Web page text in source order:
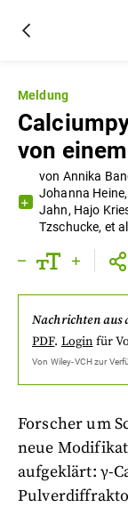
Meldung
von
von Annika
Johanna Heine
Jahn, Hajo
Tzschucke, et
Nachrichten aus
PDF. Login für
Von Wiley-VCHzur
Forscher um
neue
aufgeklärt: γ-